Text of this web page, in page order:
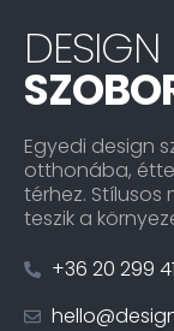
DESIGN
Egyedi design
otthonába,
térhez. Stílusos
teszik a
+36 20 299